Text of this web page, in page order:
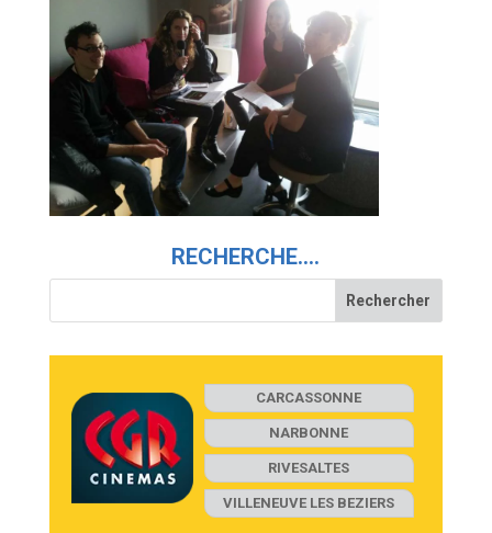
RECHERCHE….
CARCASSONNE
NARBONNE
RIVESALTES
VILLENEUVE LES BEZIERS